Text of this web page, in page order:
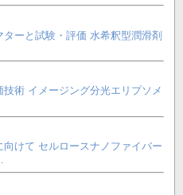
ーと試験・評価 水希釈型潤滑剤
術 イメージング分光エリプソメ
けて セルロースナノファイバー